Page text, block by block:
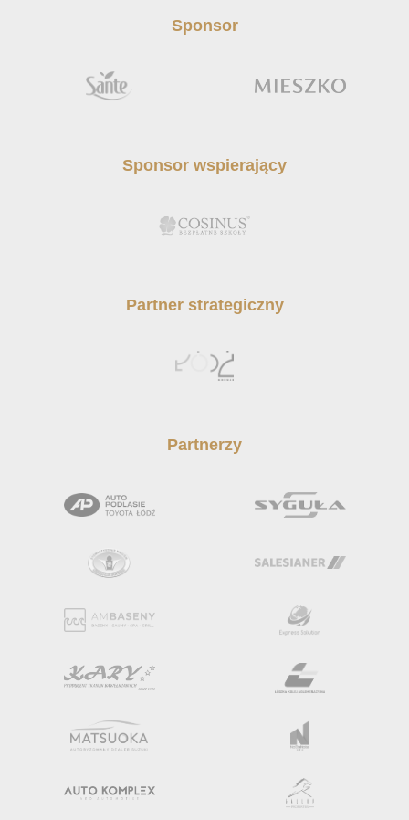
Sponsor
Sponsor wspierający
Partner strategiczny
Partnerzy